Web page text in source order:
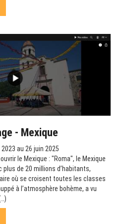
- Mexique
au 26 juin 2025
le Mexique : "Roma", le Mexique
plus de 20 millions d’habitants,
où se croisent toutes les classes
à l’atmosphère bohème, a vu